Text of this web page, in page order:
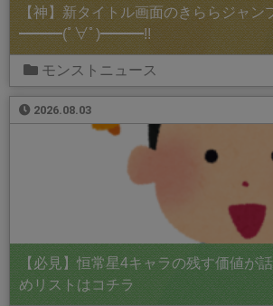
【神】新タイトル画面のきららジャン
━━━(ﾟ∀ﾟ)━━━!!
モンストニュース
2026.08.03
【必見】恒常星4キャラの残す価値が
めリストはコチラ